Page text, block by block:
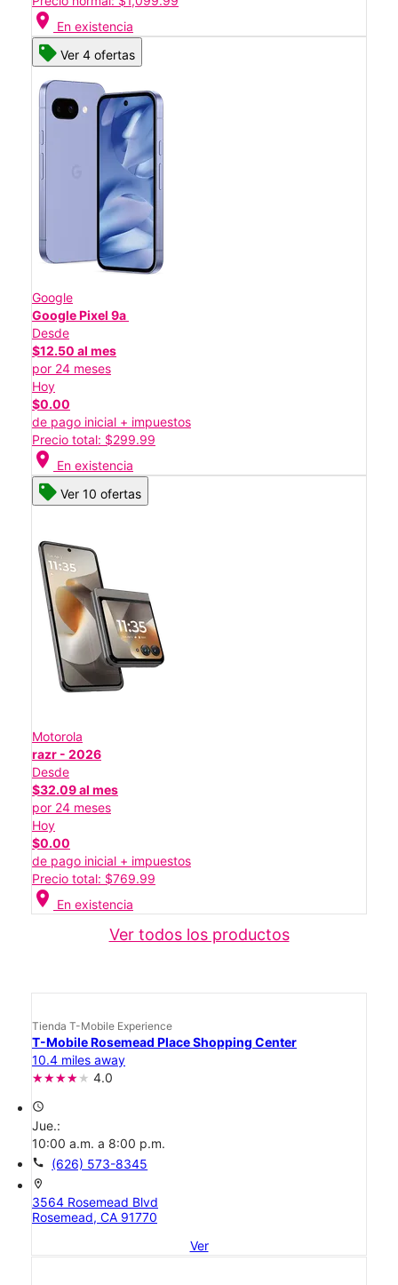
location_on En existencia
Ver 4 ofertas
Google
Google Pixel 9a
Desde
$12.50 al mes
por 24 meses
Hoy
$0.00
de pago inicial + impuestos
Precio total: $299.99
location_on En existencia
Ver 10 ofertas
Motorola
razr - 2026
Desde
$32.09 al mes
por 24 meses
Hoy
$0.00
de pago inicial + impuestos
Precio total: $769.99
location_on En existencia
Ver todos los productos
Tienda T-Mobile Experience
T-Mobile Rosemead Place Shopping Center
10.4 miles away
4.0
access_time
Jue.:
10:00 a.m. a 8:00 p.m.
call (626) 573-8345
location_on
3564 Rosemead Blvd
Rosemead, CA 91770
Ver